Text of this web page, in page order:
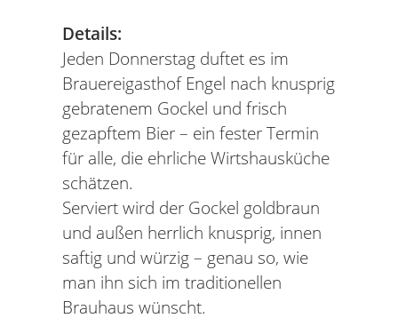
Details:
Jeden Donnerstag duftet es im
Brauereigasthof Engel nach knusprig
gebratenem Gockel und frisch
gezapftem Bier – ein fester Termin
für alle, die ehrliche Wirtshausküche
schätzen.
Serviert wird der Gockel goldbraun
und außen herrlich knusprig, innen
saftig und würzig – genau so, wie
man ihn sich im traditionellen
Brauhaus wünscht.